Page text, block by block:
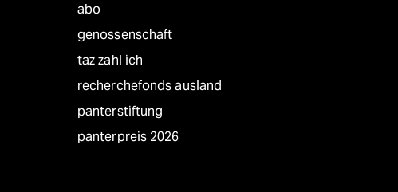
abo
genossenschaft
taz zahl ich
recherchefonds ausland
panterstiftung
panterpreis 2026